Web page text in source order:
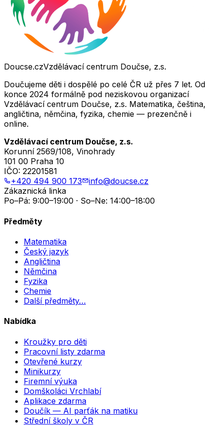
Doucse.czVzdělávací centrum Doučse, z.s.
Doučujeme děti i dospělé po celé ČR už přes 7 let. Od
konce 2024 formálně pod neziskovou organizací
Vzdělávací centrum Doučse, z.s. Matematika, čeština,
angličtina, němčina, fyzika, chemie — prezenčně i
online.
Vzdělávací centrum Doučse, z.s.
Korunní 2569/108, Vinohrady
101 00 Praha 10
IČO: 22201581
+420 494 900 173
info@doucse.cz
Zákaznická linka
Po–Pá: 9:00–19:00 · So–Ne: 14:00–18:00
Předměty
Matematika
Český jazyk
Angličtina
Němčina
Fyzika
Chemie
Další předměty…
Nabídka
Kroužky pro děti
Pracovní listy zdarma
Otevřené kurzy
Minikurzy
Firemní výuka
Domškoláci Vrchlabí
Aplikace zdarma
Doučík — AI parťák na matiku
Střední školy v ČR